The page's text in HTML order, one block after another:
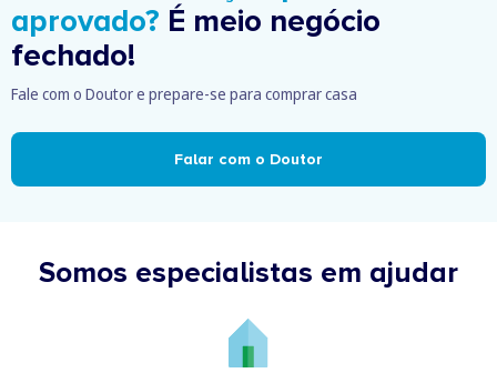
aprovado? É meio negócio
fechado!
Fale com o Doutor e prepare-se para comprar casa
Falar com o Doutor
Somos especialistas em ajudar